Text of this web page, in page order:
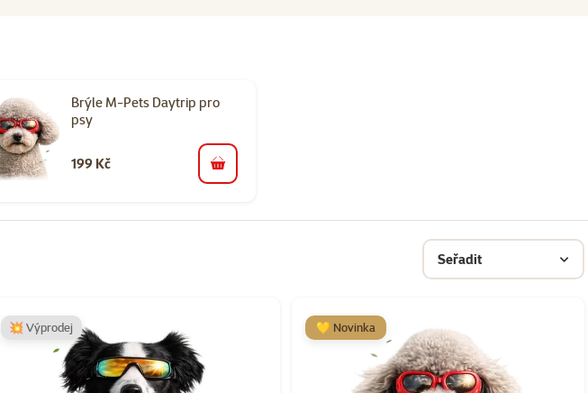
Brýle M-Pets Daytrip pro
psy
199 Kč do košíku
Seřadit
💥 Výprodej 💛 Novinka